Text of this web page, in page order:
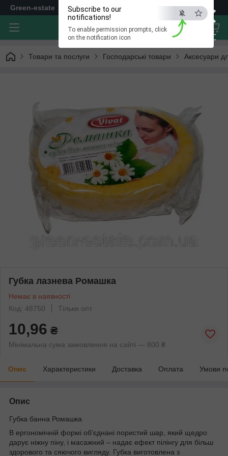
×
ESC
Subscribe to our
notifications!
To enable permission prompts, click
on the notification icon
Green-estate
Товари та послуги Господарські товари Аксесуари
Губка лазнева Ромашка
Немає в наявності
Код: 48750
Тільки опт
10,96 ₴
Мінімальна сума замовлення на сайті — 800 ₴
Опис Характеристики Доставка Оплата Умови
Опис
Губка банна Ромашка
В ергономічній формі об'єднані пористий шар, який щедро
дарує ніжну піну, і масажний – надає ефект пілінгу для більш
здорового та сяючого вигляду. Губка виготовлена з